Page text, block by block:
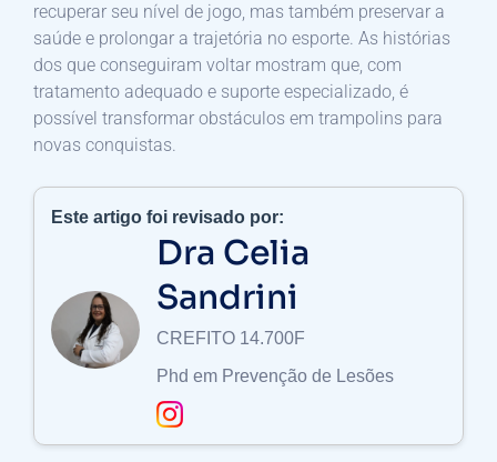
recuperar seu nível de jogo, mas também preservar a
saúde e prolongar a trajetória no esporte. As histórias
dos que conseguiram voltar mostram que, com
tratamento adequado e suporte especializado, é
possível transformar obstáculos em trampolins para
novas conquistas.
Este artigo foi revisado por:
Dra Celia
Sandrini
CREFITO 14.700F
Phd em Prevenção de Lesões